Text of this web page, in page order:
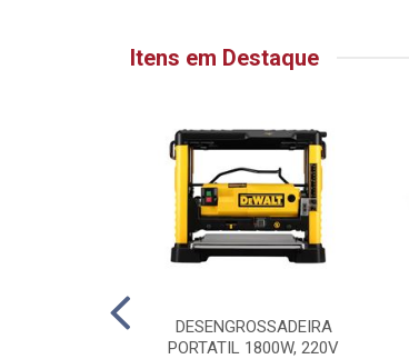
Itens em Destaque
DESENGROSSADEIRA
PORTATIL 1800W, 220V